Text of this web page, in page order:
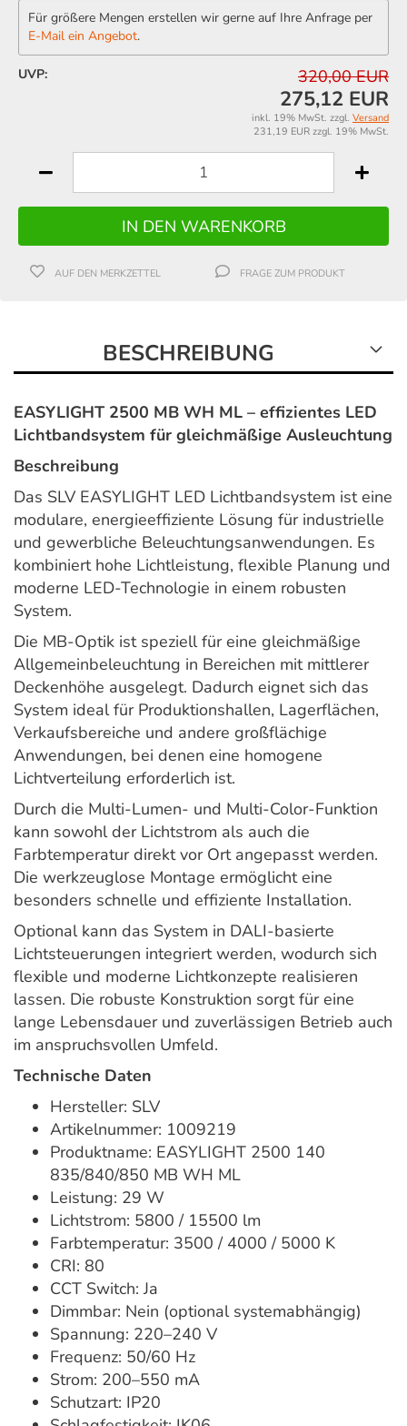
Für größere Mengen erstellen wir gerne auf Ihre Anfrage per
E-Mail ein Angebot.
UVP: 320,00 EUR
275,12 EUR
inkl. 19% MwSt. zzgl. Versand
231,19 EUR zzgl. 19% MwSt.
AUF DEN MERKZETTEL FRAGE ZUM PRODUKT
BESCHREIBUNG
EASYLIGHT 2500 MB WH ML – effizientes LED
Lichtbandsystem für gleichmäßige Ausleuchtung
Beschreibung
Das SLV EASYLIGHT LED Lichtbandsystem ist eine
modulare, energieeffiziente Lösung für industrielle
und gewerbliche Beleuchtungsanwendungen. Es
kombiniert hohe Lichtleistung, flexible Planung und
moderne LED-Technologie in einem robusten
System.
Die MB-Optik ist speziell für eine gleichmäßige
Allgemeinbeleuchtung in Bereichen mit mittlerer
Deckenhöhe ausgelegt. Dadurch eignet sich das
System ideal für Produktionshallen, Lagerflächen,
Verkaufsbereiche und andere großflächige
Anwendungen, bei denen eine homogene
Lichtverteilung erforderlich ist.
Durch die Multi-Lumen- und Multi-Color-Funktion
kann sowohl der Lichtstrom als auch die
Farbtemperatur direkt vor Ort angepasst werden.
Die werkzeuglose Montage ermöglicht eine
besonders schnelle und effiziente Installation.
Optional kann das System in DALI-basierte
Lichtsteuerungen integriert werden, wodurch sich
flexible und moderne Lichtkonzepte realisieren
lassen. Die robuste Konstruktion sorgt für eine
lange Lebensdauer und zuverlässigen Betrieb auch
im anspruchsvollen Umfeld.
Technische Daten
Hersteller: SLV
Artikelnummer: 1009219
Produktname: EASYLIGHT 2500 140
835/840/850 MB WH ML
Leistung: 29 W
Lichtstrom: 5800 / 15500 lm
Farbtemperatur: 3500 / 4000 / 5000 K
CRI: 80
CCT Switch: Ja
Dimmbar: Nein (optional systemabhängig)
Spannung: 220–240 V
Frequenz: 50/60 Hz
Strom: 200–550 mA
Schutzart: IP20